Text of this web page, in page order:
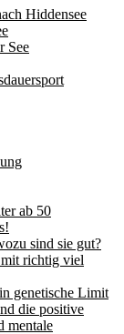
Hiddensee
See
ab 50
sind sie gut?
richtig viel
genetische Limit
die positive
mentale